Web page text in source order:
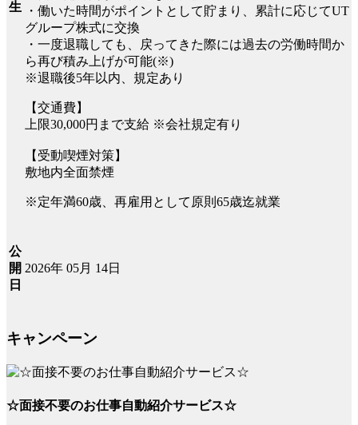
生
・働いた時間がポイントとして貯まり、累計に応じてUT
グループ株式に交換
・一度退職しても、戻ってきた際には過去の労働時間か
ら再び積み上げが可能(※)
※退職後5年以内、規定あり
【交通費】
上限30,000円まで支給 ※会社規定有り
【受動喫煙対策】
敷地内全面禁煙
※定年満60歳、再雇用として原則65歳迄就業
公
開
日
2026年 05月 14日
キャンペーン
☆面接不要のお仕事自動紹介サービス☆